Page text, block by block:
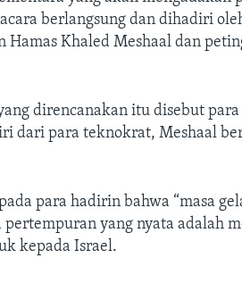
berlangsung dan dihadiri
Hamas Khaled Meshaal dan
direncanakan itu disebut para
dari para teknokrat, Meshaal
para hadirin bahwa “masa
yang nyata adalah
kepada Israel.